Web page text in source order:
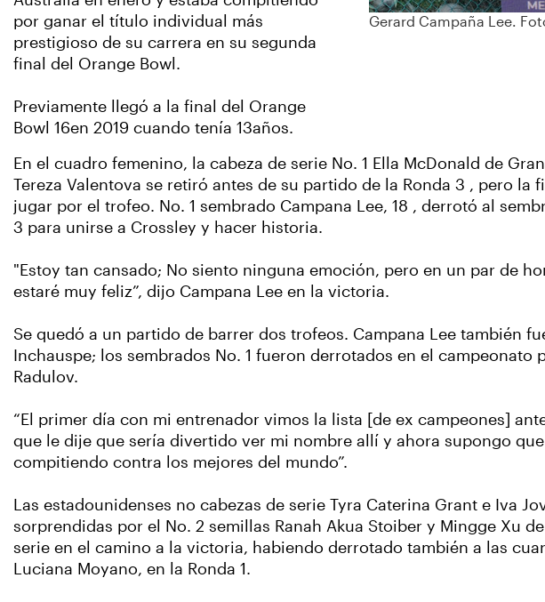
por ganar el título individual más
prestigioso de su carrera en su segunda
final del Orange Bowl.
Previamente llegó a la final del Orange
Bowl 16en 2019 cuando tenía 13años.
Gerard Campaña Lee.
En el cuadro femenino, la cabeza de serie No. 1 Ella McDonald de
Tereza Valentova se retiró antes de su partido de la Ronda 3 , pero
jugar por el trofeo. No. 1 sembrado Campana Lee, 18 , derrotó al
3 para unirse a Crossley y hacer historia.
"Estoy tan cansado; No siento ninguna emoción, pero en un par de
estaré muy feliz”, dijo Campana Lee en la victoria.
Se quedó a un partido de barrer dos trofeos. Campana Lee también
Inchauspe; los sembrados No. 1 fueron derrotados en el
Radulov.
“El primer día con mi entrenador vimos la lista [de ex campeones]
que le dije que sería divertido ver mi nombre allí y ahora supongo
compitiendo contra los mejores del mundo”.
Las estadounidenses no cabezas de serie Tyra Caterina Grant e Iva
sorprendidas por el No. 2 semillas Ranah Akua Stoiber y Mingge Xu
serie en el camino a la victoria, habiendo derrotado también a las
Luciana Moyano, en la Ronda 1.